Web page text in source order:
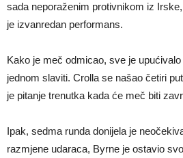
sada neporaženim protivnikom iz
je izvanredan performans.
Kako je meč odmicao, sve je
jednom slaviti. Crolla se našao četiri
je pitanje trenutka kada će meč biti
Ipak, sedma runda donijela je
razmjene udaraca, Byrne je ostavio